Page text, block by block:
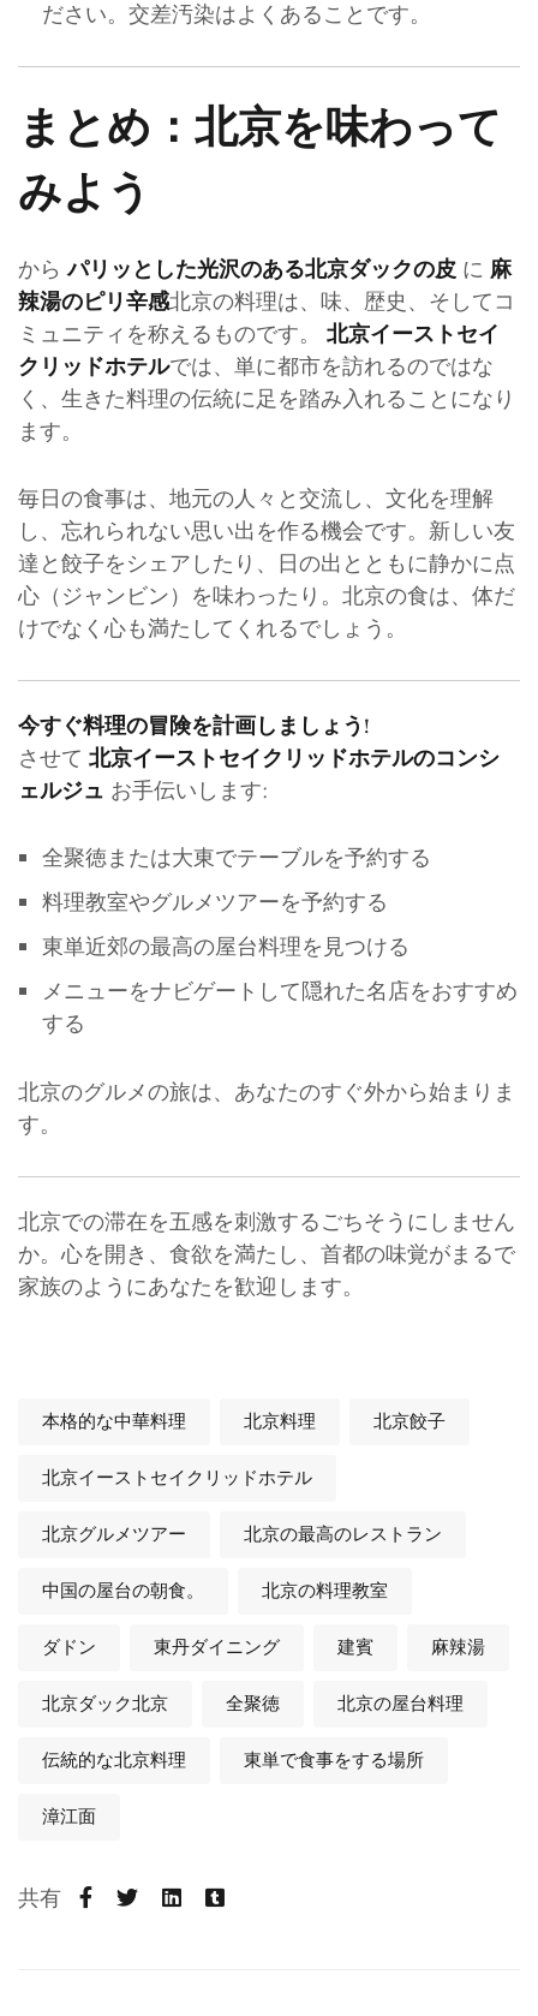
ださい。交差汚染はよくあることです。
まとめ：北京を味わって
みよう
からパリッとした光沢のある北京ダックの皮 に 麻
辣湯のピリ辛感北京の料理は、味、歴史、そしてコ
ミュニティを称えるものです。 北京イーストセイ
クリッドホテルでは、単に都市を訪れるのではな
く、生きた料理の伝統に足を踏み入れることになり
ます。
毎日の食事は、地元の人々と交流し、文化を理解
し、忘れられない思い出を作る機会です。新しい友
達と餃子をシェアしたり、日の出とともに静かに点
心（ジャンビン）を味わったり。北京の食は、体だ
けでなく心も満たしてくれるでしょう。
今すぐ料理の冒険を計画しましょう!
させて 北京イーストセイクリッドホテルのコンシ
ェルジュ お手伝いします:
全聚徳または大東でテーブルを予約する
料理教室やグルメツアーを予約する
東単近郊の最高の屋台料理を見つける
メニューをナビゲートして隠れた名店をおすすめ
する
北京のグルメの旅は、あなたのすぐ外から始まりま
す。
北京での滞在を五感を刺激するごちそうにしません
か。心を開き、食欲を満たし、首都の味覚がまるで
家族のようにあなたを歓迎します。
本格的な中華料理 北京料理 北京餃子
北京イーストセイクリッドホテル
北京グルメツアー 北京の最高のレストラン
中国の屋台の朝食。 北京の料理教室
ダドン 東丹ダイニング 建賓 麻辣湯
北京ダック北京 全聚徳 北京の屋台料理
伝統的な北京料理 東単で食事をする場所
漳江面
共有